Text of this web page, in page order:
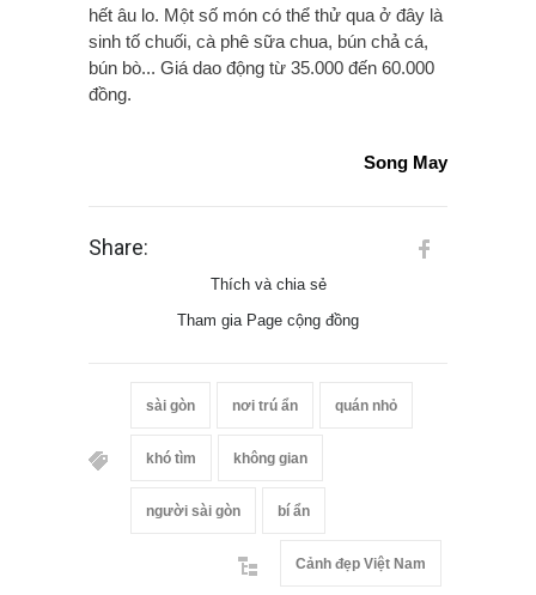
hết âu lo. Một số món có thể thử qua ở đây là
sinh tố chuối, cà phê sữa chua, bún chả cá,
bún bò... Giá dao động từ 35.000 đến 60.000
đồng.
Song May
Share:
Thích và chia sẻ
Tham gia Page cộng đồng
sài gòn nơi trú ẩn quán nhỏ
khó tìm không gian
người sài gòn bí ẩn
Cảnh đẹp Việt Nam